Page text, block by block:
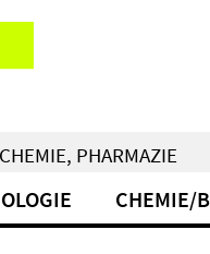
PHARMAZIE
CHEMIE/